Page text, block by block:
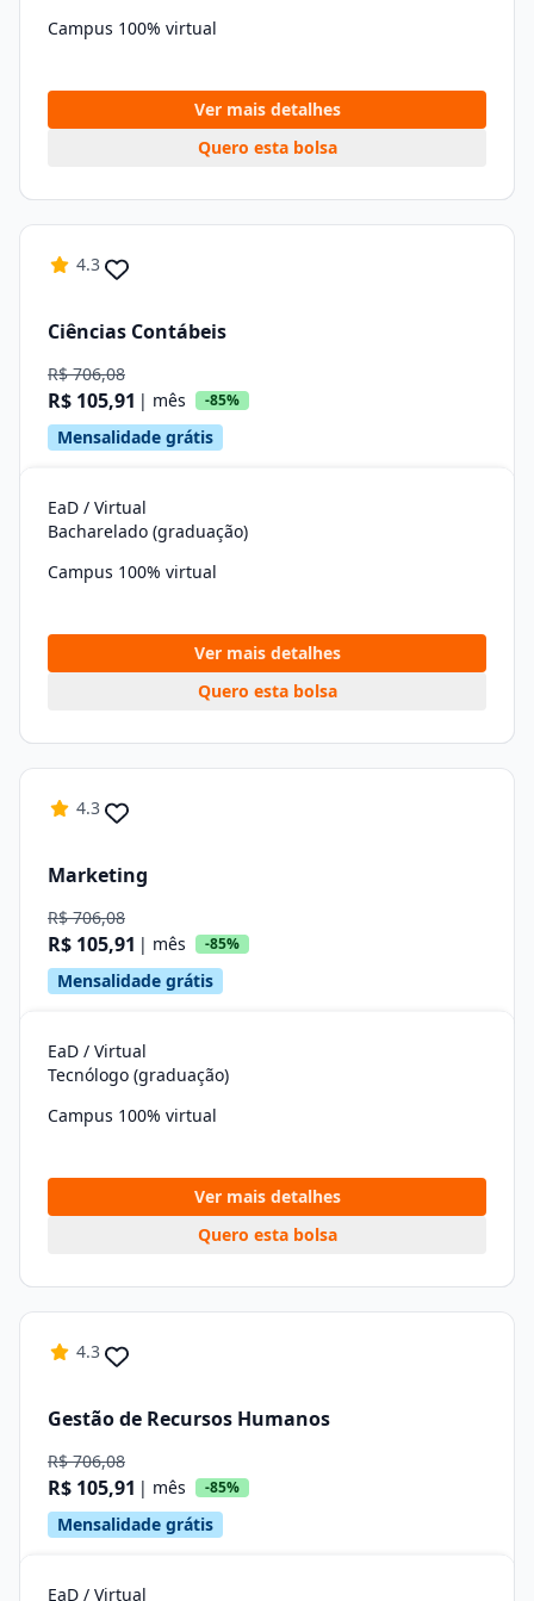
Campus 100% virtual
Ver mais detalhes
Quero esta bolsa
4.3
Ciências Contábeis
R$ 706,08
R$ 105,91 | mês -85%
Mensalidade grátis
EaD / Virtual
Bacharelado (graduação)
Campus 100% virtual
Ver mais detalhes
Quero esta bolsa
4.3
Marketing
R$ 706,08
R$ 105,91 | mês -85%
Mensalidade grátis
EaD / Virtual
Tecnólogo (graduação)
Campus 100% virtual
Ver mais detalhes
Quero esta bolsa
4.3
Gestão de Recursos Humanos
R$ 706,08
R$ 105,91 | mês -85%
Mensalidade grátis
EaD / Virtual